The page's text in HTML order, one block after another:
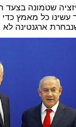
שטמונה
כל מאמץ
ארגנטינה